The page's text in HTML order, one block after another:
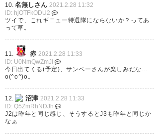
10. 名無しさん 2021.2.28 11:32
ID: hjOTFkODU2
ツイで、これギニュー特選隊にならないか？ってあ
って草。
11. 赤 2021.2.28 11:33
ID: U0NmQwZmJl
今日出てくる(予定)、サンペーさんが楽しみだな…
o(^o^)o。
12. 沼津 2021.2.28 11:33
ID: Q5ZmRhNDJh
J2は昨年と同じ感じ、そうするとJ3も昨年と同じか
なぁ